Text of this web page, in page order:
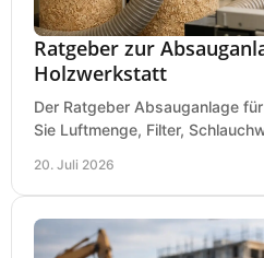
Ratgeber zur
Holzwerkstatt
Der Ratgeber Absauganlage
Sie Luftmenge, Filter,
20. Juli 2026